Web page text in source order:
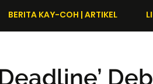
BERITA KAY-COH | ARTIKEL